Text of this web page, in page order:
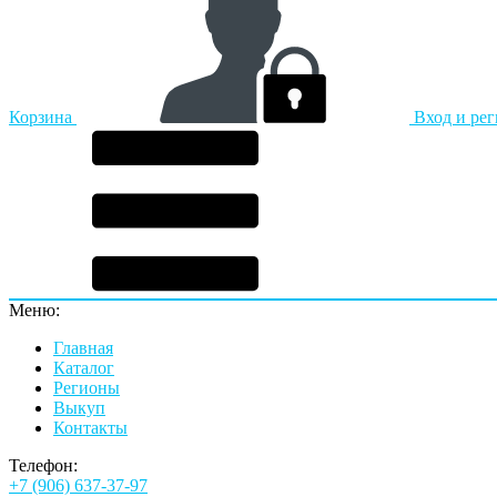
Корзина Вход и
Меню:
Главная
Каталог
Регионы
Выкуп
Контакты
Телефон:
+7 (906) 637-37-97